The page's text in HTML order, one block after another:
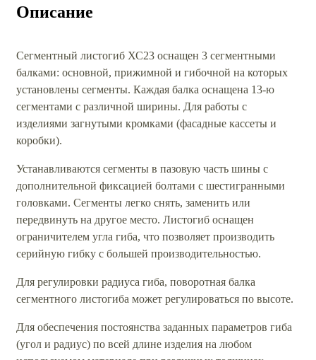
Описание
Сегментный листогиб ХС23 оснащен 3 сегментными
балками: основной, прижимной и гибочной на которых
установлены сегменты. Каждая балка оснащена 13-ю
сегментами с различной ширины. Для работы с
изделиями загнутыми кромками (фасадные кассеты и
коробки).
Устанавливаются сегменты в пазовую часть шины с
дополнительной фиксацией болтами с шестигранными
головками. Сегменты легко снять, заменить или
передвинуть на другое место. Листогиб оснащен
ограничителем угла гиба, что позволяет производить
серийную гибку с большей производительностью.
Для регулировки радиуса гиба, поворотная балка
сегментного листогиба может регулироваться по высоте.
Для обеспечения постоянства заданных параметров гиба
(угол и радиус) по всей длине изделия на любом